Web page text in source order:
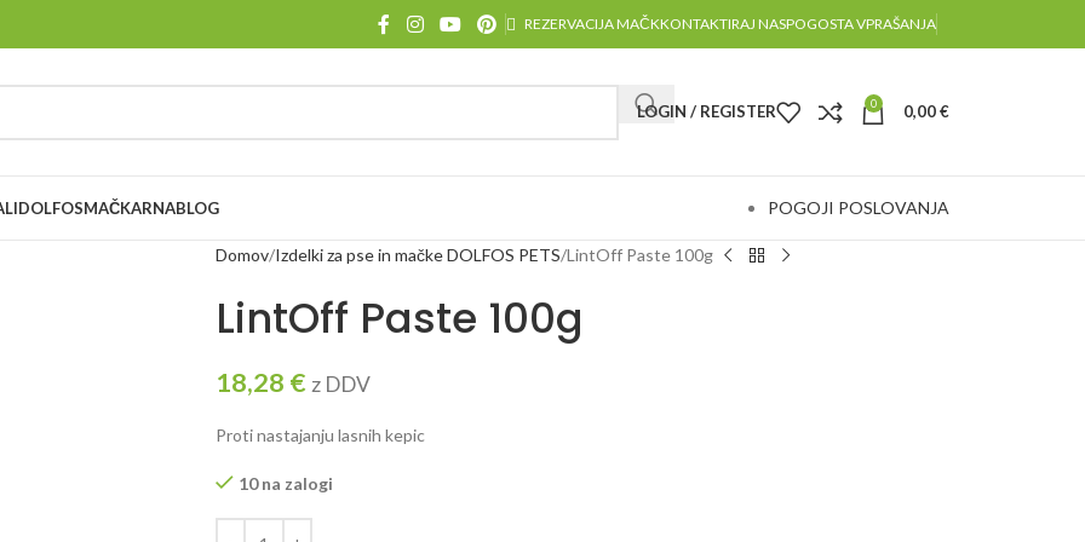
REZERVACIJA MAČKKONTAKTIRAJ NASPOGOSTA VPRAŠANJA
LOGIN / REGISTER 0 0,00€
DOLFOSMAČKARNABLOG POGOJI POSLOVANJA
Domov Izdelki za pse in mačke DOLFOS PETS LintOff Paste 100g
LintOff Paste 100g
18,28 € z DDV
Proti nastajanju lasnih kepic
10 na zalogi